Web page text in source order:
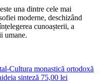
una dintre cele mai
moderne, deschizând
cunoașterii, a
umane.